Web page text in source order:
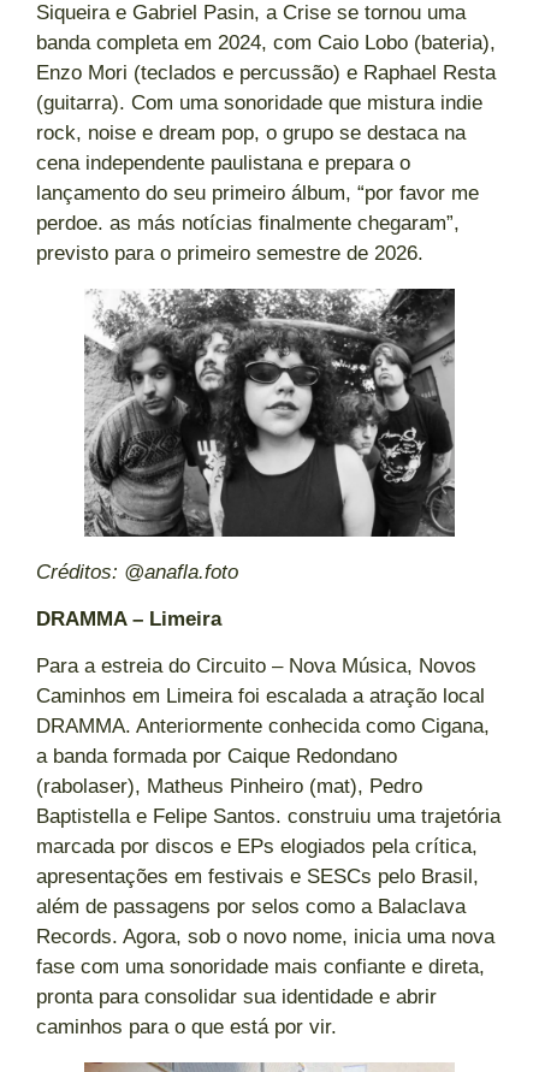
Siqueira e Gabriel Pasin, a Crise se tornou uma
banda completa em 2024, com Caio Lobo (bateria),
Enzo Mori (teclados e percussão) e Raphael Resta
(guitarra). Com uma sonoridade que mistura indie
rock, noise e dream pop, o grupo se destaca na
cena independente paulistana e prepara o
lançamento do seu primeiro álbum, “por favor me
perdoe. as más notícias finalmente chegaram”,
previsto para o primeiro semestre de 2026.
Créditos: @anafla.foto
DRAMMA – Limeira
Para a estreia do Circuito – Nova Música, Novos
Caminhos em Limeira foi escalada a atração local
DRAMMA. Anteriormente conhecida como Cigana,
a banda formada por Caique Redondano
(rabolaser), Matheus Pinheiro (mat), Pedro
Baptistella e Felipe Santos. construiu uma trajetória
marcada por discos e EPs elogiados pela crítica,
apresentações em festivais e SESCs pelo Brasil,
além de passagens por selos como a Balaclava
Records. Agora, sob o novo nome, inicia uma nova
fase com uma sonoridade mais confiante e direta,
pronta para consolidar sua identidade e abrir
caminhos para o que está por vir.